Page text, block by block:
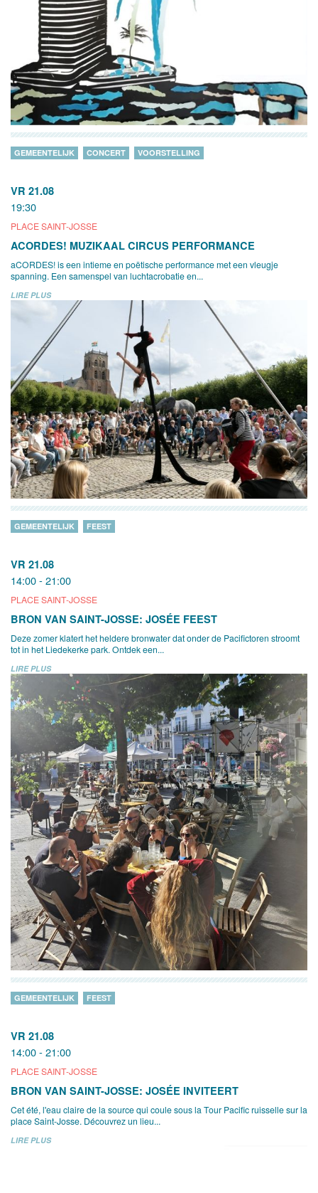
VR 21.08
19:30
PLACE SAINT-JOSSE
GEMEENTELIJK CONCERT VOORSTELLING
ACORDES! MUZIKAAL CIRCUS PERFORMANCE
aCORDES! is een intieme en poëtische performance met een vleugje
spanning. Een samenspel van luchtacrobatie en...
LIRE PLUS
VR 21.08
14:00 - 21:00
PLACE SAINT-JOSSE
GEMEENTELIJK FEEST
BRON VAN SAINT-JOSSE: JOSÉE FEEST
Deze zomer klatert het heldere bronwater dat onder de Pacifictoren stroomt
tot in het Liedekerke park. Ontdek een...
LIRE PLUS
VR 21.08
14:00 - 21:00
PLACE SAINT-JOSSE
GEMEENTELIJK FEEST
BRON VAN SAINT-JOSSE: JOSÉE INVITEERT
Cet été, l'eau claire de la source qui coule sous la Tour Pacific ruisselle sur la
place Saint-Josse. Découvrez un lieu...
LIRE PLUS